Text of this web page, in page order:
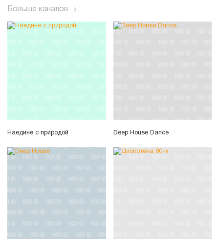
Больше каналов
Наедине с природой Deep House Dance